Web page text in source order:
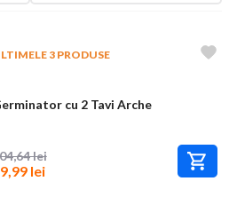
3 PRODUSE
cu 2 Tavi Arche
lei
lei